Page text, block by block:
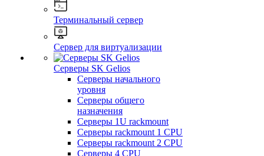
Терминальный сервер
Сервер для виртуализации
Серверы SK Gelios
Серверы начального
уровня
Серверы общего
назначения
Серверы 1U rackmount
Серверы rackmount 1 CPU
Серверы rackmount 2 CPU
Серверы 4 CPU